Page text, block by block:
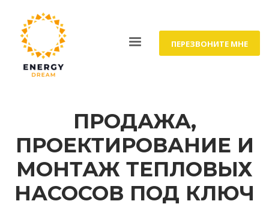
ПЕРЕЗВОНИТЕ МНЕ
ПРОДАЖА,
ПРОЕКТИРОВАНИЕ И
МОНТАЖ ТЕПЛОВЫХ
НАСОСОВ ПОД КЛЮЧ